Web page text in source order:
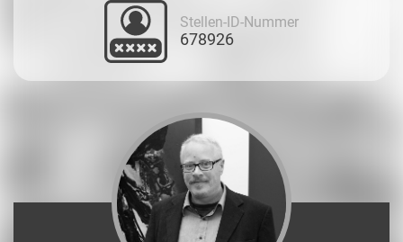
Stellen-ID-Nummer
678926